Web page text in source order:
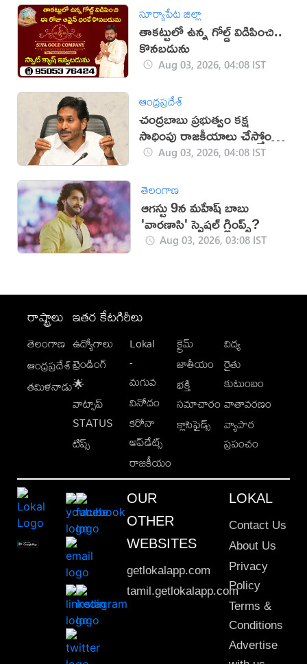
సూర్యాపేట జిల్లా
తాకట్టులో ఉన్న గోల్డ్ విడిపించి..
కొనబడును
Aug 03, 2026, 04:08 IST
ఆంధ్రప్రదేశ్
చంద్రబాబు ప్రభుత్వం కక్ష
సాధింపు రాజకీయాలు చేస్తోంది:
జగన్Aug 03, 2026, 04:08 IST
తెలంగాణ
ఆగస్టు 9న మహేష్ బాబు
'వారణాసి' స్పెషల్ గ్లింప్స్?
Aug 03, 2026, 03:08 IST
రాష్ట్రాలు
తెలంగాణ
ఆంధ్రప్రదేశ్
తమిళనాడు
ఇతర కేటగిరీలు
ఉద్యోగాలు
ట్రెండింగ్
🌟
వాట్సాప్
STATUS
టిప్స్
Lokal
-
మగువ
వినోదం
కరోనా
అప్‌డేట్స్
రాజకీయం
క్రైమ్
జాతీయం
భక్తి
సమాచారం
క్లాసిఫైడ్స్
విద్య
రైతు
కుటుంబం
వాతావరణం
వ్యాపార
ప్రపంచం
OUR
OTHER
WEBSITES
getlokalapp.com
tamil.getlokalapp.com
LOKAL
Contact Us
About Us
Privacy
Policy
Terms &
Conditions
Advertise